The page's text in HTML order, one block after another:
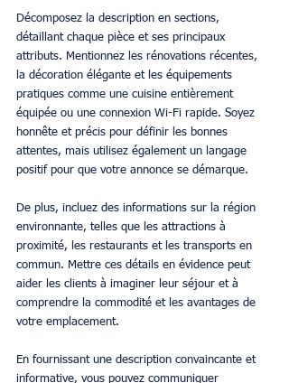
Décomposez la description en sections,
détaillant chaque pièce et ses principaux
attributs. Mentionnez les rénovations récentes,
la décoration élégante et les équipements
pratiques comme une cuisine entièrement
équipée ou une connexion Wi-Fi rapide. Soyez
honnête et précis pour définir les bonnes
attentes, mais utilisez également un langage
positif pour que votre annonce se démarque.
De plus, incluez des informations sur la région
environnante, telles que les attractions à
proximité, les restaurants et les transports en
commun. Mettre ces détails en évidence peut
aider les clients à imaginer leur séjour et à
comprendre la commodité et les avantages de
votre emplacement.
En fournissant une description convaincante et
informative, vous pouvez communiquer